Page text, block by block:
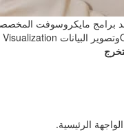
الرئيسية.